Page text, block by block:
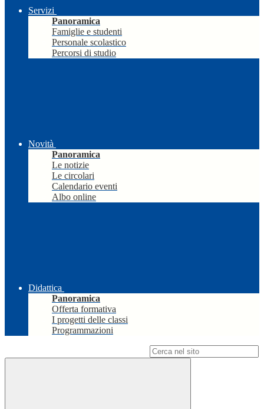
Servizi
Panoramica
Famiglie e studenti
Personale scolastico
Percorsi di studio
Novità
Panoramica
Le notizie
Le circolari
Calendario eventi
Albo online
Didattica
Panoramica
Offerta formativa
I progetti delle classi
Programmazioni